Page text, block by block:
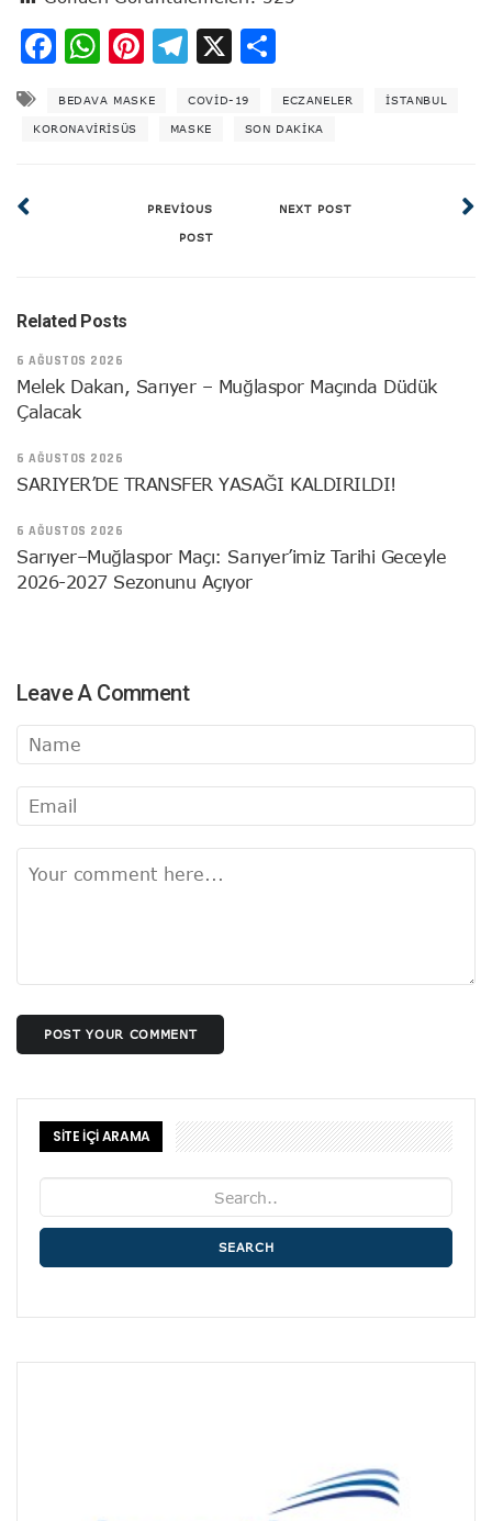
Facebook
WhatsApp
Pinterest
Telegram
X
BEDAVA MASKE COVID-19 ECZANELER ISTANBUL
KORONAVİRİSÜS MASKE SON DAKIKA
PREVIOUS
POST
NEXT POST
Related Posts
6 AĞUSTOS 2026
Melek Dakan, Sarıyer – Muğlaspor Maçında Düdük
Çalacak
6 AĞUSTOS 2026
SARIYER’DE TRANSFER YASAĞI KALDIRILDI!
6 AĞUSTOS 2026
Sarıyer–Muğlaspor Maçı: Sarıyer’imiz Tarihi Geceyle
2026-2027 Sezonunu Açıyor
Leave A Comment
POST YOUR COMMENT
SİTE İÇİ ARAMA
SEARCH